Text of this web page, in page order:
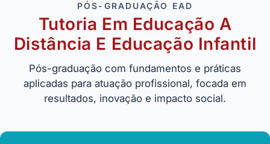
PÓS-GRADUAÇÃO EAD
Tutoria Em Educação A
Distância E Educação Infantil
Pós-graduação com fundamentos e práticas
aplicadas para atuação profissional, focada em
resultados, inovação e impacto social.